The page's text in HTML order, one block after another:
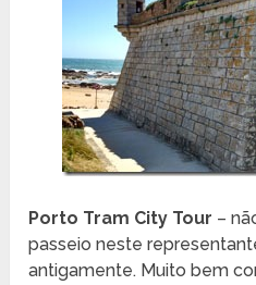
Porto Tram City Tour –
passeio neste
antigamente. Muito bem